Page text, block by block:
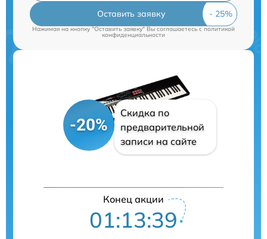
Оставить заявку
Нажимая на кнопку "Оставить заявку" Вы соглашаетесь cполитикой
конфиденциальности
-20%
Скидка по
предварительной
записи на сайте
Конец акции
01:13:38